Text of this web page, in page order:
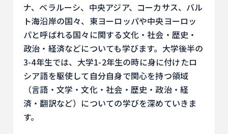
ナ、ベラルーシ、中央アジア、コーカサス、バル
ト海沿岸の国々、東ヨーロッパや中央ヨーロッ
パと呼ばれる国々に関する文化・社会・歴史・
政治・経済などについても学びます。大学後半の
3-4年生では、大学1-2年生の時に身に付けたロ
シア語を駆使して自分自身で関心を持つ領域
（言語・文学・文化・社会・歴史・政治・経
済・翻訳など）についての学びを深めていきま
す。